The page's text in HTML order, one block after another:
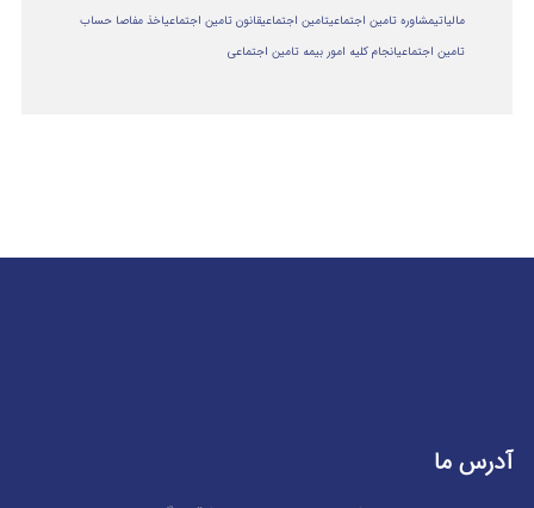
مالياتيمشاوره تامین اجتماعیتامین اجتماعیقانون تامین اجتماعیاخذ مفاصا حساب
تامین اجتماعیانجام کلیه امور بیمه تامین اجتماعی
آدرس ما